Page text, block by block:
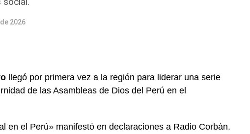
2026
llegó por primera vez a la región para liderar una serie
de las Asambleas de Dios del Perú en el
en el Perú» manifestó en declaraciones a Radio Corbán.